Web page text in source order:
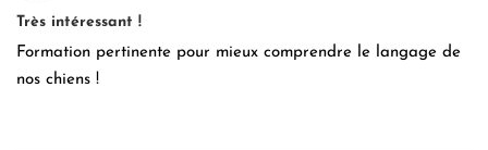
Très intéressant !
Formation pertinente pour mieux comprendre le langage de
nos chiens !